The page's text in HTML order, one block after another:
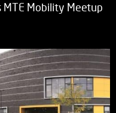
Mobility Meetup